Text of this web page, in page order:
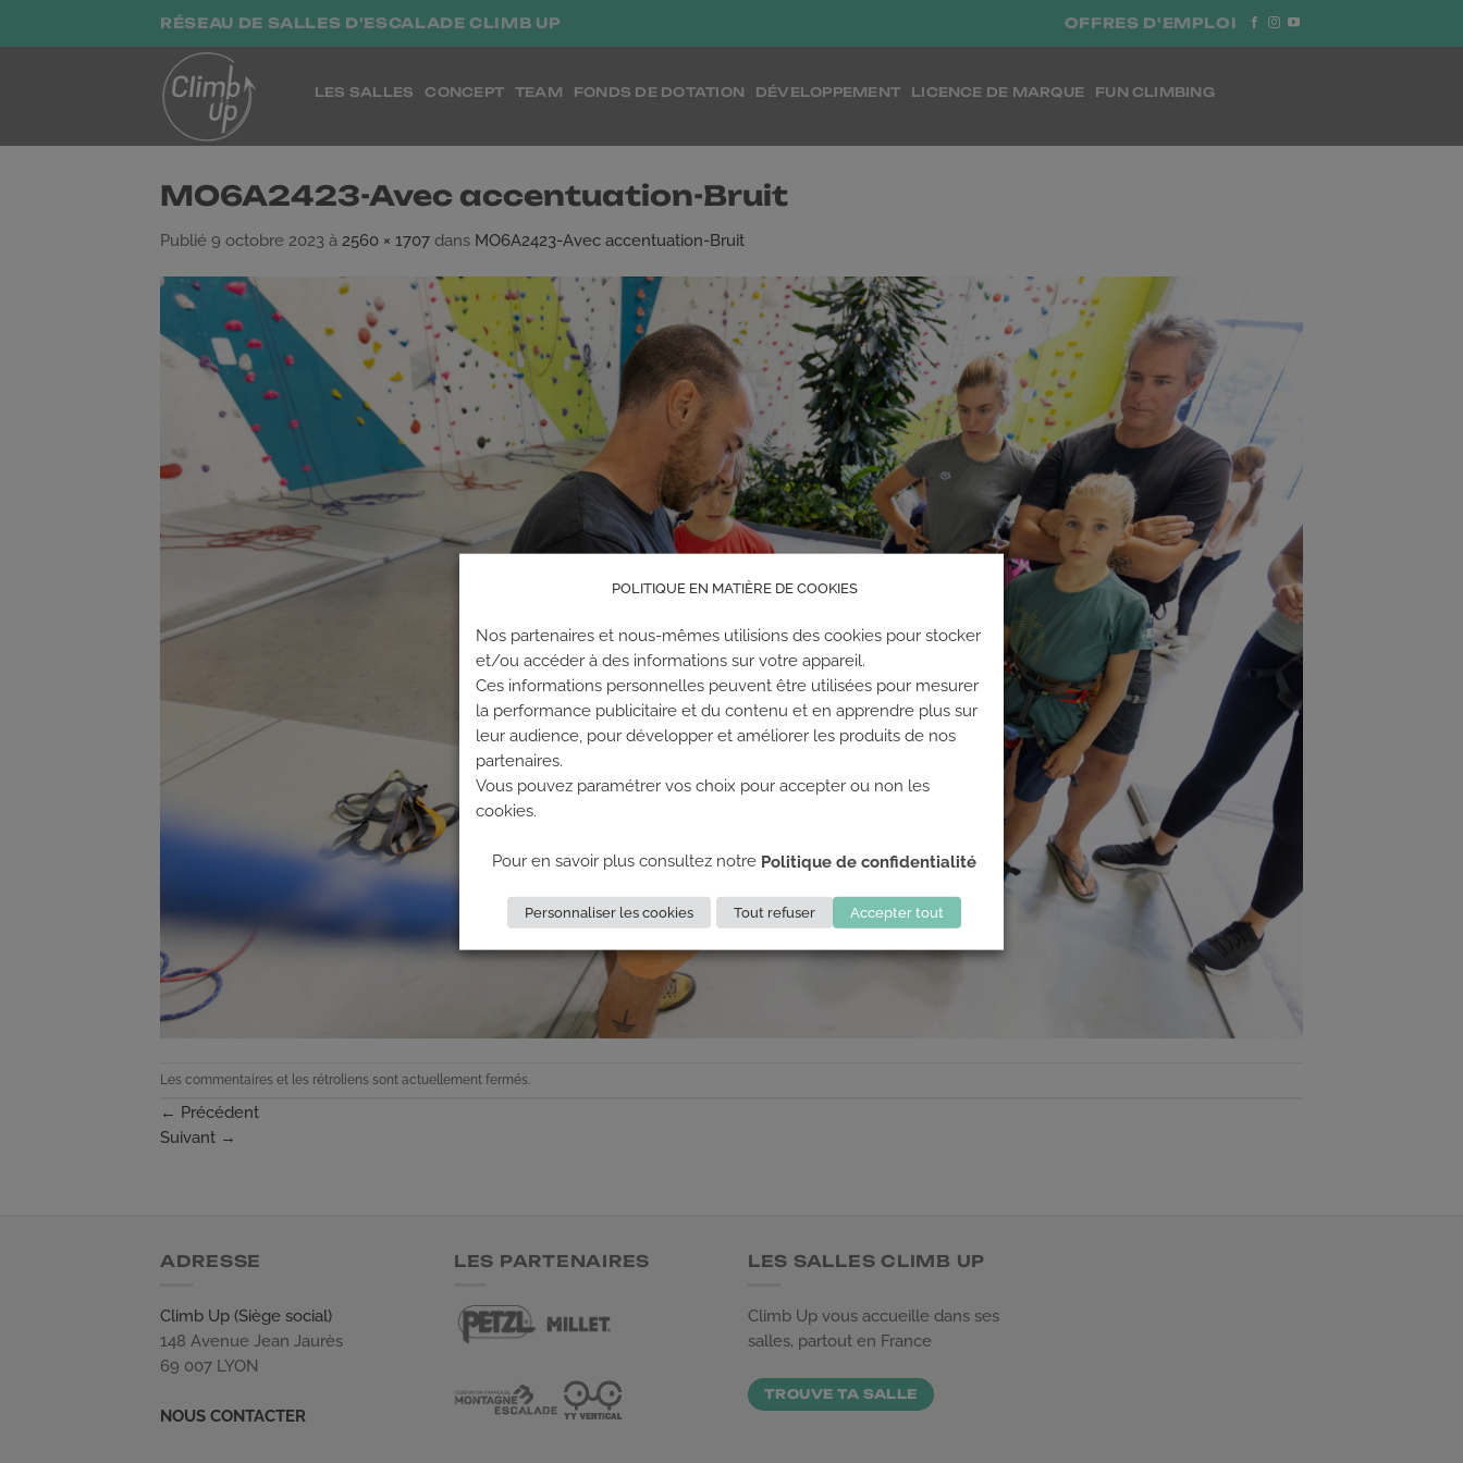
RÉSEAU DE SALLES D'ESCALADE CLIMB UP OFFRES D'EMPLOI
LES SALLES CONCEPT TEAM FONDS DE DOTATION DÉVELOPPEMENT LICENCE DE MARQUE FUN CLIMBING
MO6A2423-Avec accentuation-Bruit
Publié 9 octobre 2023 à 2560 × 1707 dans MO6A2423-Avec accentuation-Bruit
Les commentaires et les rétroliens sont actuellement fermés.
← Précédent
Suivant →
ADRESSE
Climb Up (Siège social)
148 Avenue Jean Jaurès
69 007 LYON
NOUS CONTACTER
LES PARTENAIRES LES SALLES CLIMB UP
Climb Up vous accueille dans ses
salles, partout en France
TROUVE TA SALLE
POLITIQUE EN MATIÈRE DE COOKIES
Nos partenaires et nous-mêmes utilisions des cookies pour stocker
et/ou accéder à des informations sur votre appareil.
Ces informations personnelles peuvent être utilisées pour mesurer
la performance publicitaire et du contenu et en apprendre plus sur
leur audience, pour développer et améliorer les produits de nos
partenaires.
Vous pouvez paramétrer vos choix pour accepter ou non les
cookies.
Pour en savoir plus consultez notre Politique de confidentialité
Personnaliser les cookies Tout refuser Accepter tout